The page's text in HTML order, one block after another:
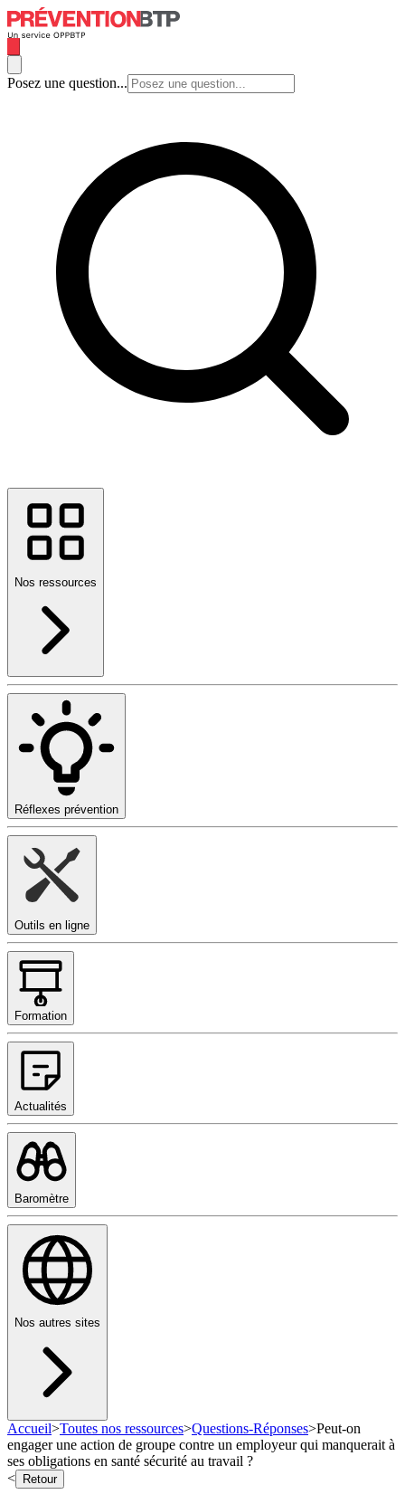
Posez une question...
Nos ressources
Réflexes prévention
Outils en ligne
Formation
Actualités
Baromètre
Nos autres sites
Accueil>Toutes nos ressources>Questions-Réponses>Peut-on
engager une action de groupe contre un employeur qui manquerait à
ses obligations en santé sécurité au travail ?
<
Retour